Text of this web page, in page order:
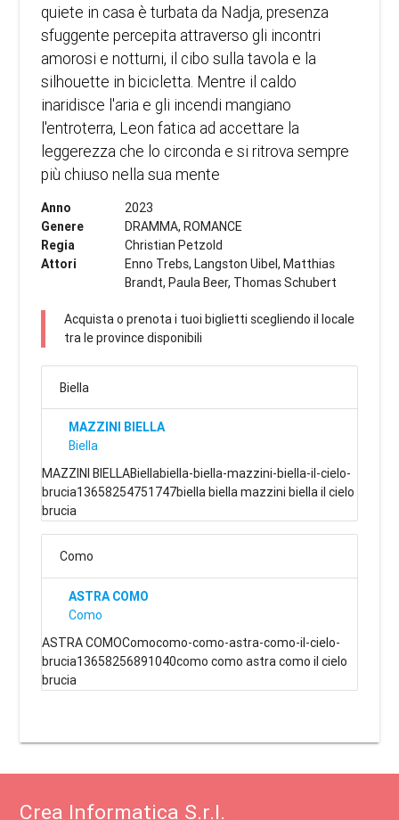
quiete in casa è turbata da Nadja, presenza
sfuggente percepita attraverso gli incontri
amorosi e notturni, il cibo sulla tavola e la
silhouette in bicicletta. Mentre il caldo
inaridisce l'aria e gli incendi mangiano
l'entroterra, Leon fatica ad accettare la
leggerezza che lo circonda e si ritrova sempre
più chiuso nella sua mente
Anno
2023
Genere
DRAMMA, ROMANCE
Regia
Christian Petzold
Attori
Enno Trebs, Langston Uibel, Matthias
Brandt, Paula Beer, Thomas Schubert
Acquista o prenota i tuoi biglietti scegliendo il locale
tra le province disponibili
Biella
MAZZINI BIELLA
Biella
MAZZINI BIELLABiellabiella-biella-mazzini-biella-il-cielo-
brucia13658254751747biella biella mazzini biella il cielo
brucia
Como
ASTRA COMO
Como
ASTRA COMOComocomo-como-astra-como-il-cielo-
brucia13658256891040como como astra como il cielo
brucia
Crea Informatica S.r.l.